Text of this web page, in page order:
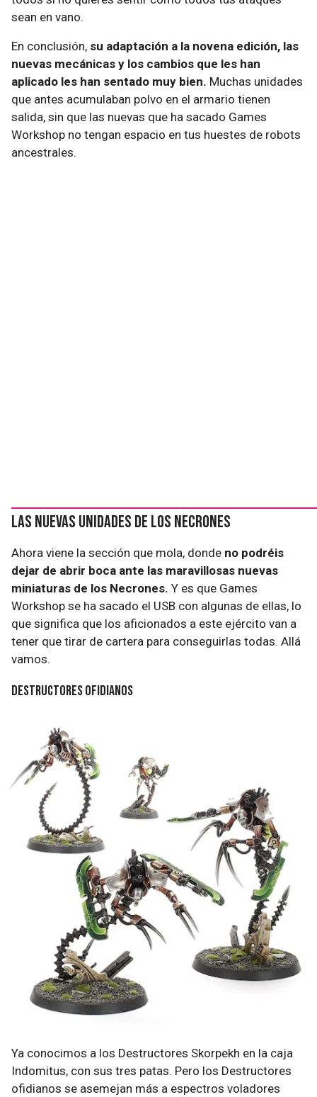
sean en vano.
En conclusión, su adaptación a la novena edición, las
nuevas mecánicas y los cambios que les han
aplicado les han sentado muy bien. Muchas unidades
que antes acumulaban polvo en el armario tienen
salida, sin que las nuevas que ha sacado Games
Workshop no tengan espacio en tus huestes de robots
ancestrales.
Las nuevas unidades de los Necrones
Ahora viene la sección que mola, donde no podréis
dejar de abrir boca ante las maravillosas nuevas
miniaturas de los Necrones. Y es que Games
Workshop se ha sacado el USB con algunas de ellas, lo
que significa que los aficionados a este ejército van a
tener que tirar de cartera para conseguirlas todas. Allá
vamos.
Destructores ofidianos
Ya conocimos a los Destructores Skorpekh en la caja
Indomitus, con sus tres patas. Pero los Destructores
ofidianos se asemejan más a espectros voladores